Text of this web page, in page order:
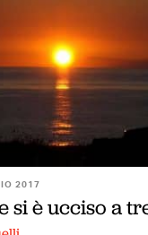
2017
si è ucciso a